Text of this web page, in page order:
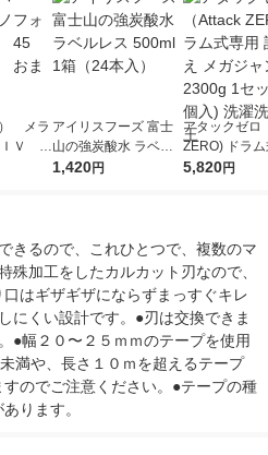
メラ
ＩＶ 4
まけ
アイリスフーズ 富士
山の強炭酸水 ラベル
レス 500ml 1箱（24
1,420円
アタックゼロ
ZERO) ドラ
詰め替え メガ
5,820円
きるので、これひとつで、複数のマ
殊加工をしたカルカット刃なので、
はギザギザにならずまっすぐキレ
にくい設計です。●刃は交換できま
●幅２０〜２５ｍｍのテープを使用
満や、長さ１０ｍを超えるテープ
のでご注意ください。●テープの種
ります。